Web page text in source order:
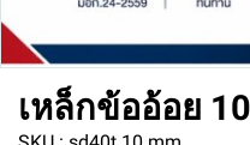
เหล็กข้ออ้อย